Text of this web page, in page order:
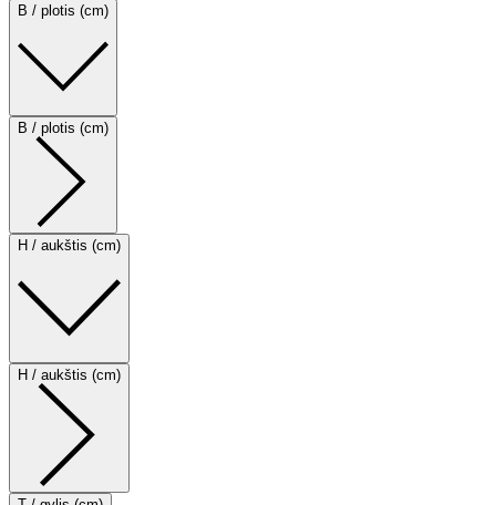
B / plotis (cm)
B / plotis (cm)
H / aukštis (cm)
H / aukštis (cm)